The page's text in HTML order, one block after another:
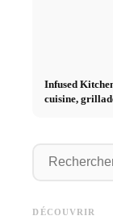
Infused
cuisine,
DÉCOUVRIR
sociaux : plus de
au marketing en